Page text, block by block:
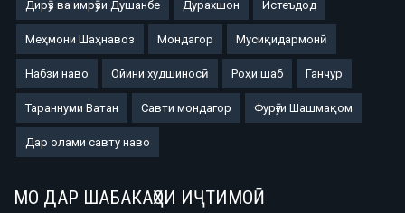
Дирӯз ва имрӯзи Душанбе Дурахшон Истеъдод
Меҳмони Шаҳнавоз Мондагор Мусиқидармонӣ
Набзи наво Ойини худшиносӣ Роҳи шаб Ганчур
Тараннуми Ватан Савти мондагор Фурӯғи Шашмақом
Дар олами савту наво
МО ДАР ШАБАКАҲОИ ИҶТИМОӢ